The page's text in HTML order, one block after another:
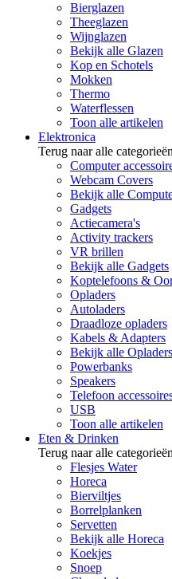
Bierglazen
Theeglazen
Wijnglazen
Bekijk alle Glazen
Kop en Schotels
Mokken
Thermo
Waterflessen
Toon alle artikelen
Elektronica
Terug naar alle categorieën
Computer
Webcam Covers
Bekijk alle
Gadgets
Actiecamera's
Activity trackers
VR brillen
Bekijk alle Gadgets
Koptelefoons &
Opladers
Autoladers
Draadloze opladers
Kabels & Adapters
Bekijk alle Opladers
Powerbanks
Speakers
Telefoon
USB
Toon alle artikelen
Eten & Drinken
Terug naar alle categorieën
Flesjes Water
Horeca
Bierviltjes
Borrelplanken
Servetten
Bekijk alle Horeca
Koekjes
Snoep